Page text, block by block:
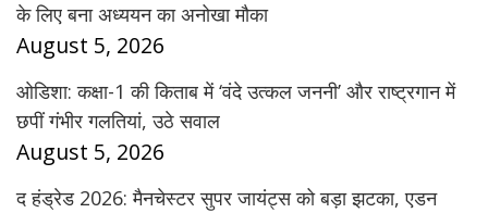
के लिए बना अध्ययन का अनोखा मौका
August 5, 2026
ओडिशा: कक्षा-1 की किताब में ‘वंदे उत्कल जननी’ और राष्ट्रगान में
छपीं गंभीर गलतियां, उठे सवाल
August 5, 2026
द हंड्रेड 2026: मैनचेस्टर सुपर जायंट्स को बड़ा झटका, एडन